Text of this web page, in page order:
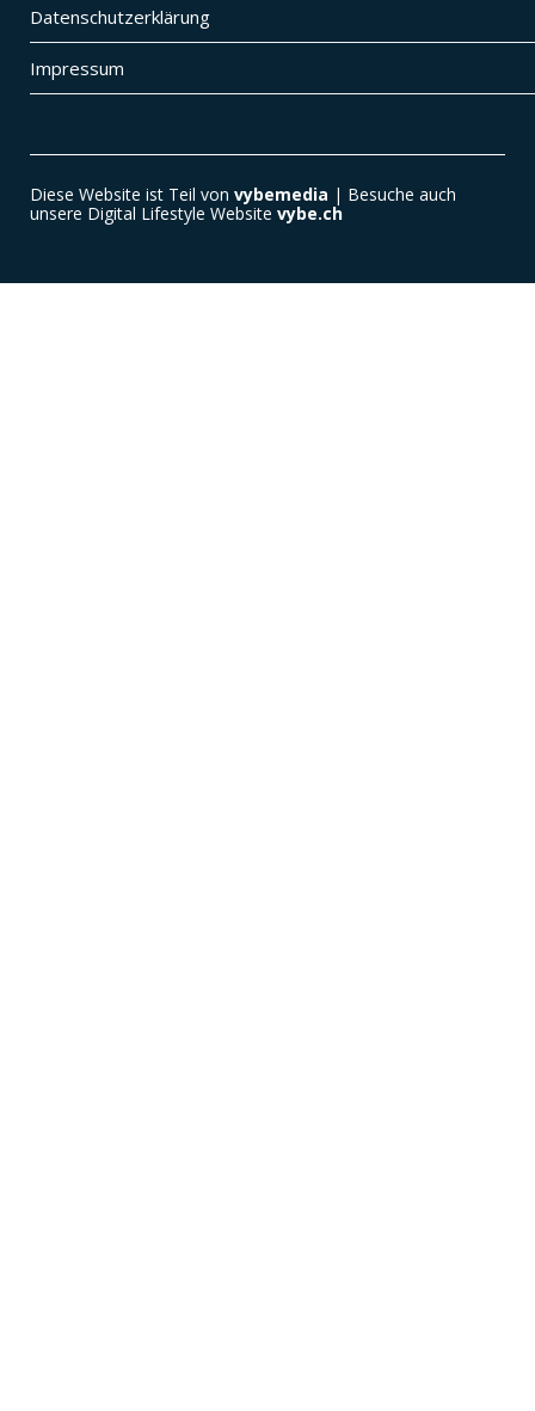
Datenschutzerklärung
Impressum
Diese Website ist Teil von vybemedia | Besuche auch
unsere Digital Lifestyle Website vybe.ch